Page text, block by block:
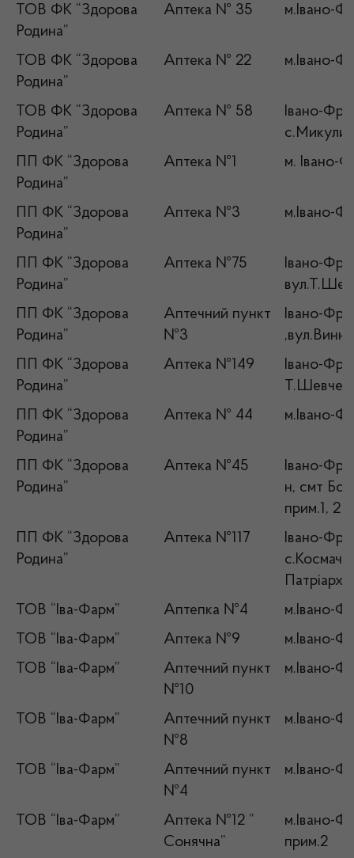
ТОВ ФК “Здорова
Родина”
Аптека № 35 м.Івано-
ТОВ ФК “Здорова
Родина”
Аптека № 22 м.Івано-
ТОВ ФК “Здорова
Родина”
Аптека № 58
Івано-
ПП ФК “Здорова
Родина”
Аптека №1 м. Івано-
ПП ФК “Здорова
Родина”
Аптека №3 м.Івано-
ПП ФК “Здорова
Родина”
Аптека №75
Івано-
ПП ФК “Здорова
Родина”
Аптечний пункт
№3
Івано-
ПП ФК “Здорова
Родина”
Аптека №149
Івано-
ПП ФК “Здорова
Родина”
Аптека № 44 м.Івано-
ПП ФК “Здорова
Родина”
Аптека №45
Івано-
н, смт
прим.1, 2
ПП ФК “Здорова
Родина”
Аптека №117
Івано-
с.Космач,
ТОВ “Іва-Фарм”
Аптепка №4
м.Івано-
ТОВ “Іва-Фарм”
Аптека №9
м.Івано-
ТОВ “Іва-Фарм”
Аптечний пункт
№10
м.Івано-
ТОВ “Іва-Фарм”
Аптечний пункт
№8
м.Івано-
ТОВ “Іва-Фарм”
Аптечний пункт
№4
м.Івано-
ТОВ “Іва-Фарм”
Аптека №12 ”
Сонячна”
м.Івано-
прим.2